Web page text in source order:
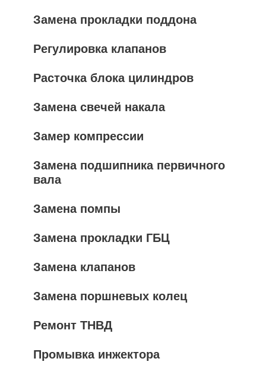
Замена прокладки поддона
Регулировка клапанов
Расточка блока цилиндров
Замена свечей накала
Замер компрессии
Замена подшипника первичного
вала
Замена помпы
Замена прокладки ГБЦ
Замена клапанов
Замена поршневых колец
Ремонт ТНВД
Промывка инжектора